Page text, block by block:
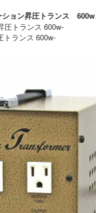
ョン昇圧トランス　
トランス 600w-